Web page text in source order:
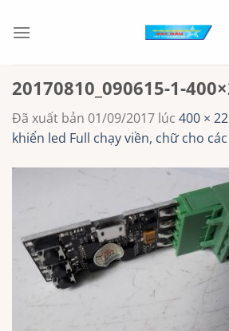
đến
20170810_090615-1-
Đã xuất bản 01/09/2017 lúc 400 ×
khiển led Full chạy viền, chữ cho